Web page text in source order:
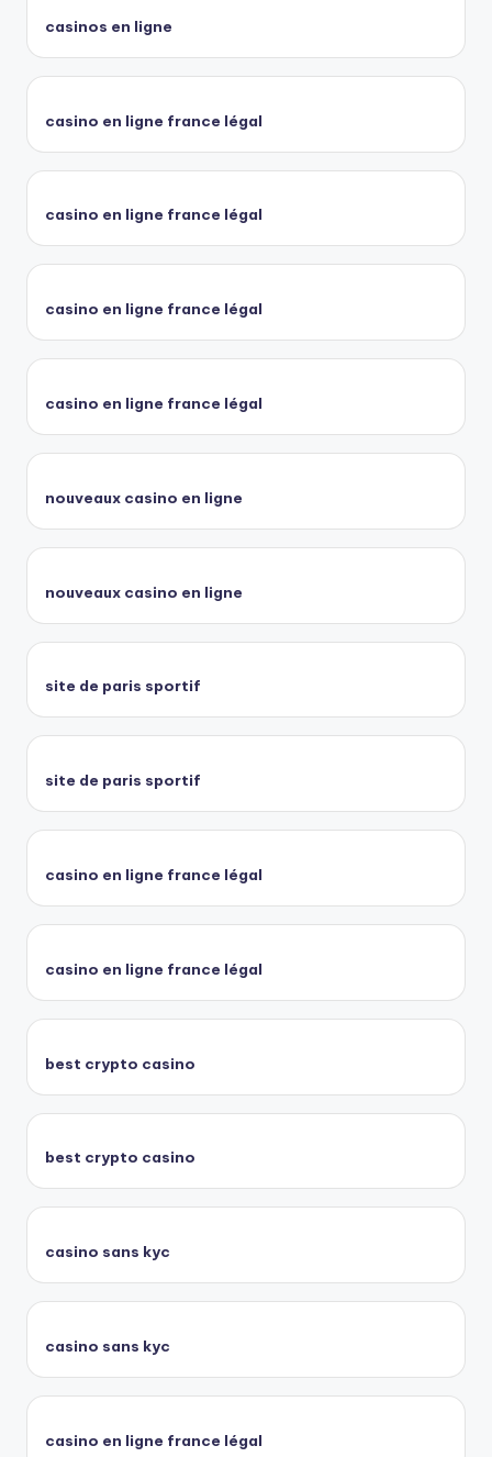
casinos en ligne
casino en ligne france légal
casino en ligne france légal
casino en ligne france légal
casino en ligne france légal
nouveaux casino en ligne
nouveaux casino en ligne
site de paris sportif
site de paris sportif
casino en ligne france légal
casino en ligne france légal
best crypto casino
best crypto casino
casino sans kyc
casino sans kyc
casino en ligne france légal